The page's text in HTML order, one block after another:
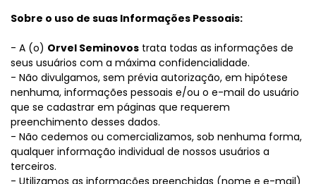
Sobre o uso de suas Informações Pessoais:
- A (o) Orvel Seminovos trata todas as informações de
seus usuários com a máxima confidencialidade.
- Não divulgamos, sem prévia autorização, em hipótese
nenhuma, informações pessoais e/ou o e-mail do usuário
que se cadastrar em páginas que requerem
preenchimento desses dados.
- Não cedemos ou comercializamos, sob nenhuma forma,
qualquer informação individual de nossos usuários a
terceiros.
- Utilizamos as informações preenchidas (nome e e-mail)